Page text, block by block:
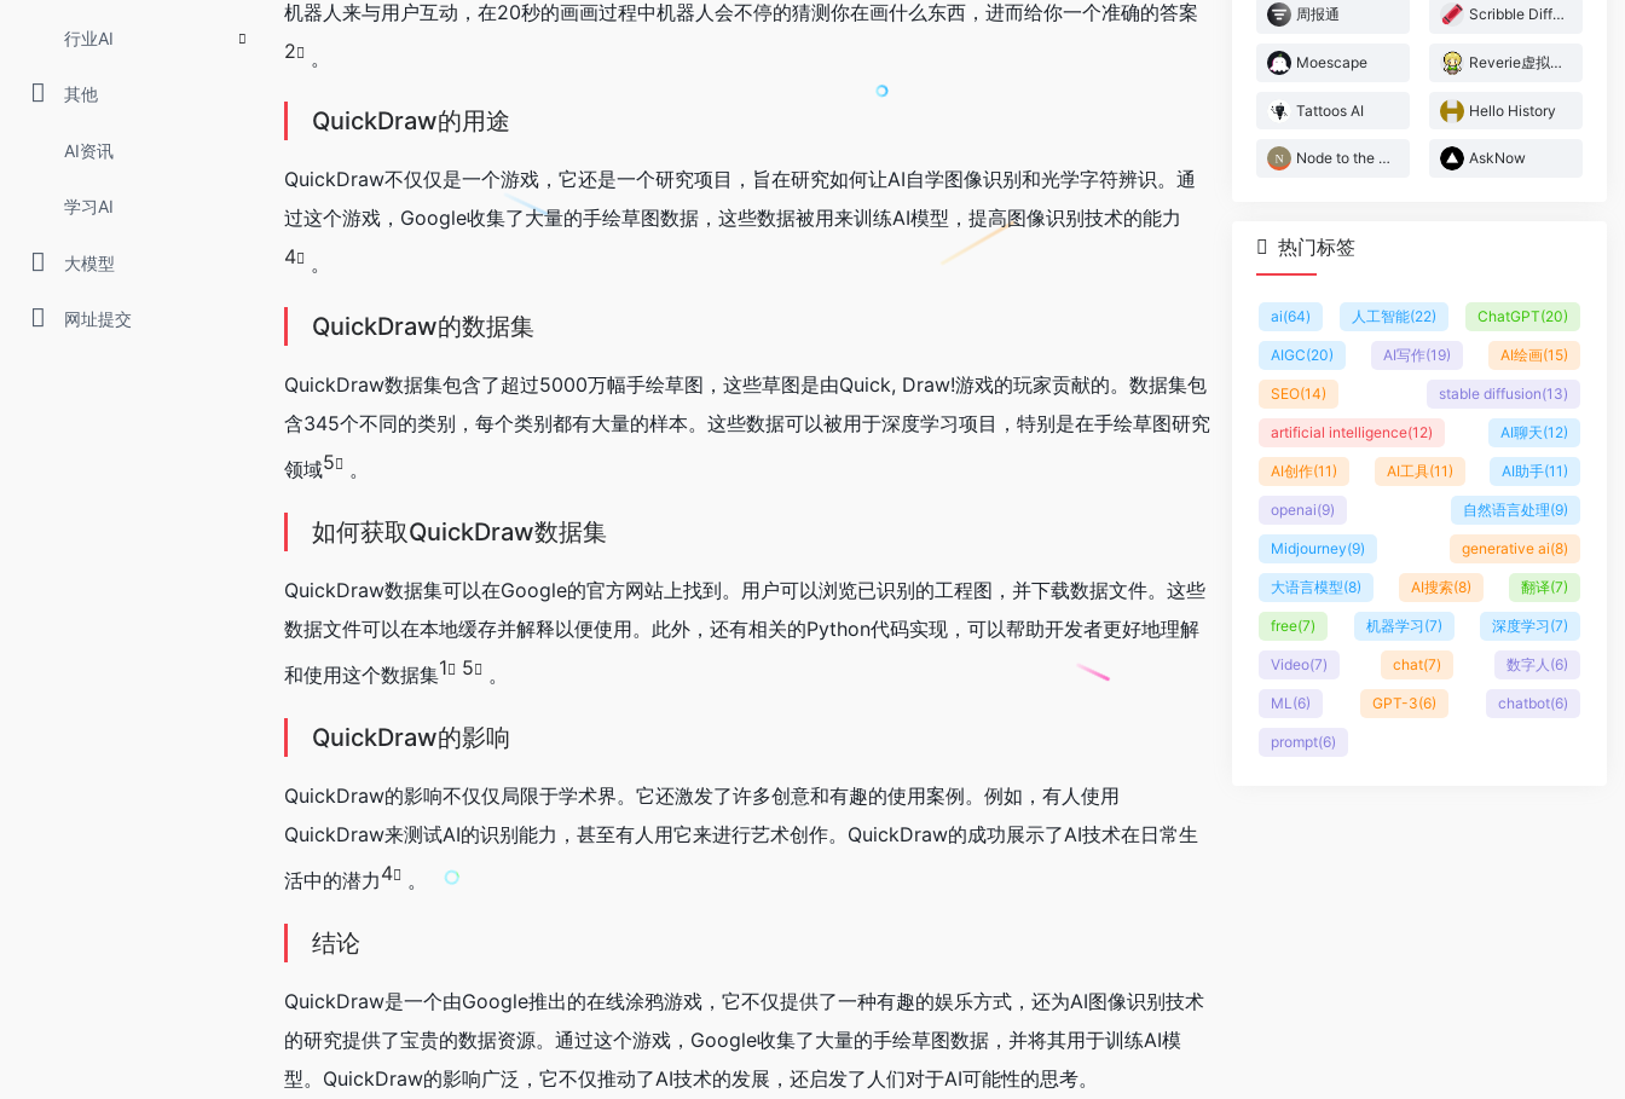
行业AI
其他
AI资讯
学习AI
大模型
网址提交
机器人来与用户互动，在20秒的画画过程中机器人会不停的猜测你在画什么东西，进而给你一个准确的答案
2
。
QuickDraw的用途
QuickDraw不仅仅是一个游戏，它还是一个研究项目，旨在研究如何让AI自学图像识别和光学字符辨识。通
过这个游戏，Google收集了大量的手绘草图数据，这些数据被用来训练AI模型，提高图像识别技术的能力
4
。
QuickDraw的数据集
QuickDraw数据集包含了超过5000万幅手绘草图，这些草图是由Quick, Draw!游戏的玩家贡献的。数据集包
含345个不同的类别，每个类别都有大量的样本。这些数据可以被用于深度学习项目，特别是在手绘草图研究
领域5 。
如何获取QuickDraw数据集
QuickDraw数据集可以在Google的官方网站上找到。用户可以浏览已识别的工程图，并下载数据文件。这些
数据文件可以在本地缓存并解释以便使用。此外，还有相关的Python代码实现，可以帮助开发者更好地理解
和使用这个数据集1 5 。
QuickDraw的影响
QuickDraw的影响不仅仅局限于学术界。它还激发了许多创意和有趣的使用案例。例如，有人使用
QuickDraw来测试AI的识别能力，甚至有人用它来进行艺术创作。QuickDraw的成功展示了AI技术在日常生
活中的潜力4 。
结论
QuickDraw是一个由Google推出的在线涂鸦游戏，它不仅提供了一种有趣的娱乐方式，还为AI图像识别技术
的研究提供了宝贵的数据资源。通过这个游戏，Google收集了大量的手绘草图数据，并将其用于训练AI模
型。QuickDraw的影响广泛，它不仅推动了AI技术的发展，还启发了人们对于AI可能性的思考。
周报通 Scribble Diffusion
Moescape Reverie虚拟小镇
Tattoos AI Hello History
Node to the Rhythm AskNow
热门标签
ai(64) 人工智能(22) ChatGPT(20)
AIGC(20) AI写作(19) AI绘画(15)
SEO(14) stable diffusion(13)
artificial intelligence(12) AI聊天(12)
AI创作(11) AI工具(11) AI助手(11)
openai(9) 自然语言处理(9)
Midjourney(9) generative ai(8)
大语言模型(8) AI搜索(8) 翻译(7)
free(7) 机器学习(7) 深度学习(7)
Video(7) chat(7) 数字人 (6)
ML (6) GPT-3(6) chatbot(6)
prompt(6)